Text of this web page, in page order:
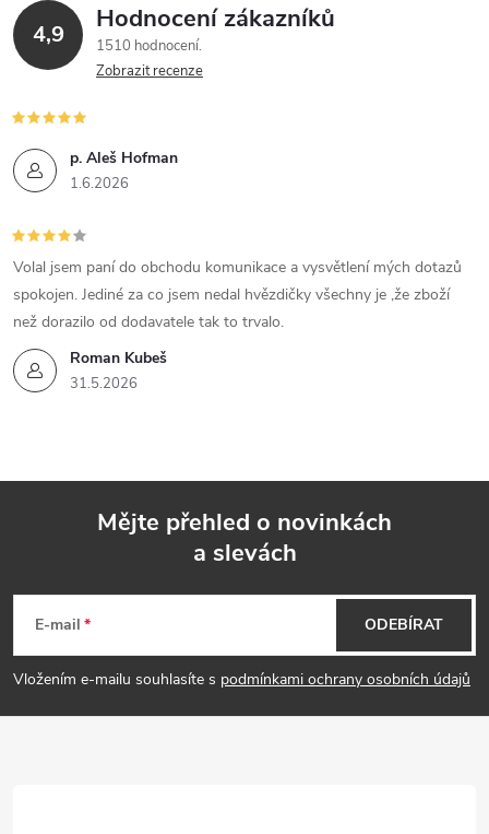
d
a
c
í
p
r
v
k
y
s
4,9 Hodnocení zákazníků
1510 hodnocení
Zobrazit recenze
p. Aleš Hofman
1.6.2026
Roman Kubeš
31.5.2026
Volal jsem paní do obchodu komunikace a vysvětlení mých dotazů
spokojen. Jediné za co jsem nedal hvězdičky všechny je ,že zboží
než dorazilo od dodavatele tak to trvalo.
p
a
Mějte přehled o novinkách
a slevách
E-mail
Vložením e-mailu souhlasíte s podmínkami ochrany osobních údajů
ODEBÍRAT